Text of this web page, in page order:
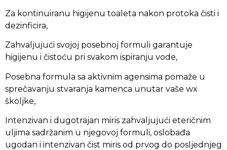
Za kontinuiranu higijenu toaleta nakon protoka čisti i
dezinficira,
Zahvaljujući svojoj posebnoj formuli garantuje
higijenu i čistoću pri svakom ispiranju vode,
Posebna formula sa aktivnim agensima pomaže u
sprečavanju stvaranja kamenca unutar vaše wx
školjke,
Intenzivan i dugotrajan miris zahvaljujući eteričnim
uljima sadržanim u njegovoj formuli, oslobađa
ugodan i intenzivan čist miris od prvog do posljednjeg